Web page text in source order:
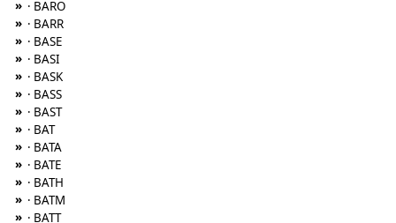
» · BARO
» · BARR
» · BASE
» · BASI
» · BASK
» · BASS
» · BAST
» · BAT
» · BATA
» · BATE
» · BATH
» · BATM
» · BATT